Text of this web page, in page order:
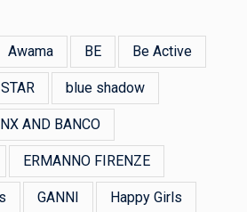
Awama BE Be Active
blue shadow
AND BANCO
ERMANNO FIRENZE
GANNI Happy Girls